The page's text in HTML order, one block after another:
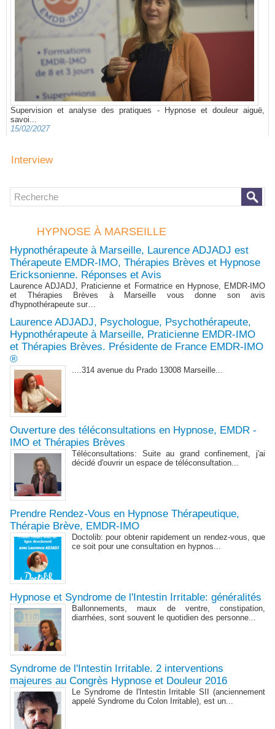
Supervision et analyse des pratiques - Hypnose et douleur aiguë,
savoi...
15/02/2027
Interview
HYPNOSE À MARSEILLE
Hypnothérapeute à Marseille, Laurence ADJADJ est
Thérapeute EMDR-IMO, Thérapies Brèves et Hypnose
Ericksonienne. Réponses et Avis
Laurence ADJADJ, Praticienne et Formatrice en Hypnose, EMDR-IMO
et Thérapies Brèves à Marseille vous donne son avis
d'hypnothérapeute sur…
Laurence ADJADJ, Psychologue, Psychothérapeute,
Hypnothérapeute à Marseille, Praticienne EMDR-IMO
et Thérapies Brèves. Présidente de France EMDR-IMO
®
....314 avenue du Prado 13008 Marseille...
Ouverture des téléconsultations en Hypnose, EMDR -
IMO et Thérapies Brèves
Téléconsultations: Suite au grand confinement, j'ai
décidé d'ouvrir un espace de téléconsultation...
Prendre Rendez-Vous en Hypnose Thérapeutique,
Thérapie Brève, EMDR-IMO
Doctolib: pour obtenir rapidement un rendez-vous, que
ce soit pour une consultation en hypnos...
Hypnose et Syndrome de l'Intestin Irritable: généralités
Ballonnements, maux de ventre, constipation,
diarrhées, sont souvent le quotidien des personne...
Syndrome de l'Intestin Irritable. 2 interventions
majeures au Congrès Hypnose et Douleur 2016
Le Syndrome de l'Intestin Irritable SII (anciennement
appelé Syndrome du Colon Irritable), est un...